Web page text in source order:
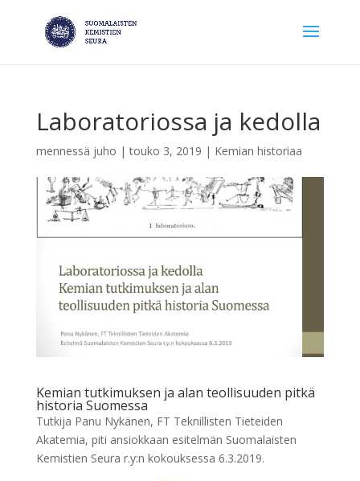
Laboratoriossa ja kedolla
mennessä juho |touko 3, 2019 | Kemian historiaa
Kemian tutkimuksen ja alan teollisuuden pitkä
historia Suomessa
Tutkija Panu Nykänen, FT Teknillisten Tieteiden
Akatemia, piti ansiokkaan esitelmän Suomalaisten
Kemistien Seura r.y:n kokouksessa 6.3.2019.